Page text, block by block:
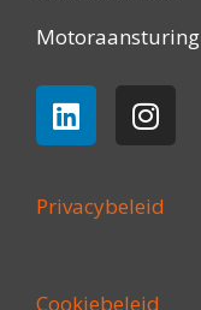
Motoraansturing
Privacybeleid
Cookiebeleid